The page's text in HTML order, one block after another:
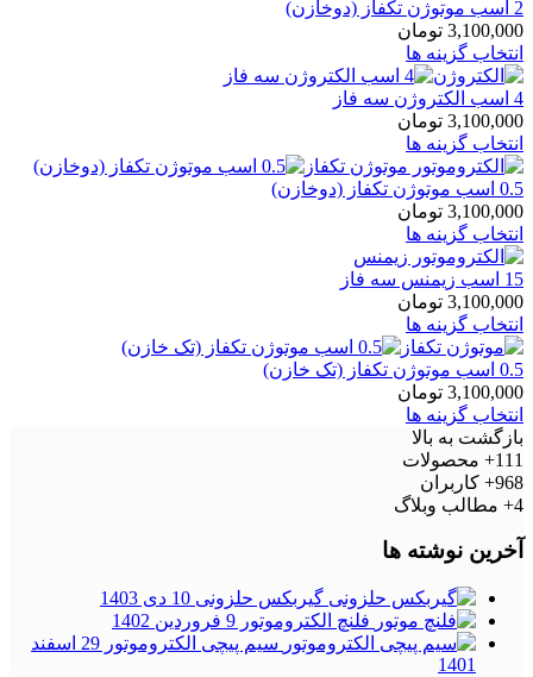
2 اسب موتوژن تکفاز (دوخازن)
3,100,000 تومان
انتخاب گزینه ها
4 اسب الکتروژن سه فاز
3,100,000 تومان
انتخاب گزینه ها
0.5 اسب موتوژن تکفاز (دوخازن)
3,100,000 تومان
انتخاب گزینه ها
15 اسب زیمنس سه فاز
3,100,000 تومان
انتخاب گزینه ها
0.5 اسب موتوژن تکفاز (تک خازن)
3,100,000 تومان
انتخاب گزینه ها
بازگشت به بالا
111+
محصولات
968+
کاربران
4+
مطالب وبلاگ
آخرین نوشته ها
گیربکس حلزونی 10 دی 1403
فلنچ الکتروموتور 9 فروردین 1402
سیم پیچی الکتروموتور
29 اسفند
1401